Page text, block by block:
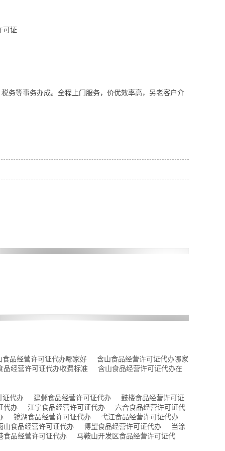
可证
务等事务办成。全程上门服务，价优效率高，另老客户介
食品经营许可证代办哪家好
含山食品经营许可证代办哪家
品经营许可证代办收费标准
含山食品经营许可证代办在
证代办 建邺食品经营许可证代办
鼓楼食品经营许可证
代办
江宁食品经营许可证代办
六合食品经营许可证代
镜湖食品经营许可证代办
弋江食品经营许可证代办
山食品经营许可证代办
博望食品经营许可证代办
当涂
食品经营许可证代办
马鞍山开发区食品经营许可证代